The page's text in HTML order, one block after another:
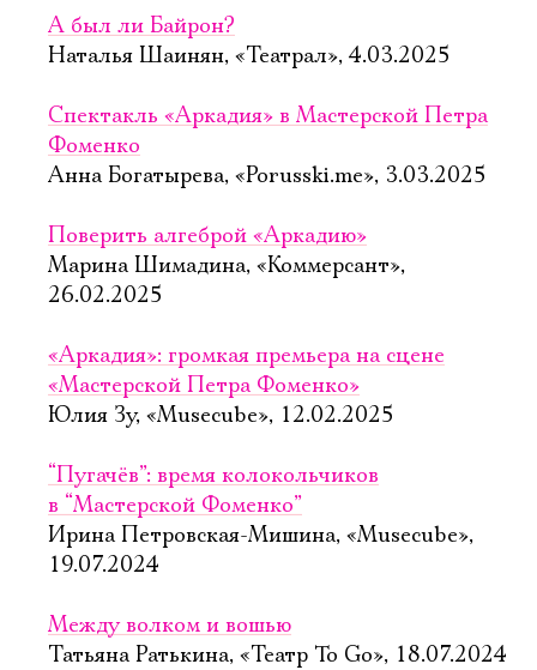
А был ли Байрон?
Наталья Шаинян, «Театрал», 4.03.2025
Спектакль «Аркадия» в Мастерской Петра
Фоменко
Анна Богатырева, «Porusski.me», 3.03.2025
Поверить алгеброй «Аркадию»
Марина Шимадина, «Коммерсант»,
26.02.2025
«Аркадия»: громкая премьера на сцене
«Мастерской Петра Фоменко»
Юлия Зу, «Musecube», 12.02.2025
“Пугачёв”: время колокольчиков
в “Мастерской Фоменко”
Ирина Петровская-Мишина, «Musecube»,
19.07.2024
Между волком и вошью
Татьяна Ратькина, «Театр To Go», 18.07.2024